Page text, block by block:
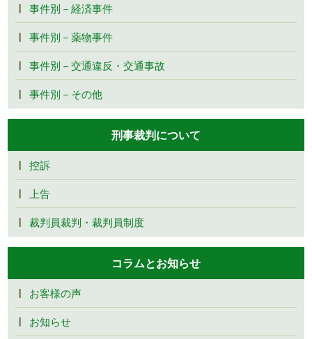
事件別－経済事件
事件別－薬物事件
事件別－交通違反・交通事故
事件別－その他
刑事裁判について
控訴
上告
裁判員裁判・裁判員制度
コラムとお知らせ
お客様の声
お知らせ